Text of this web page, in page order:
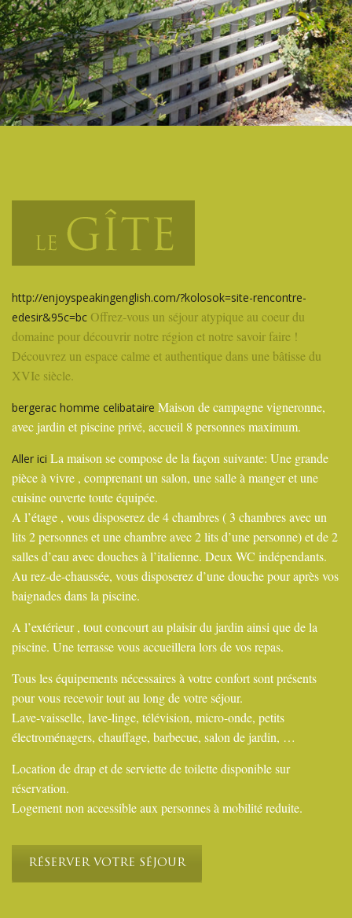
http://enjoyspeakingenglish.com/?kolosok=site-rencontre-
edesir&95c=bc Offrez-vous un séjour atypique au coeur du
domaine pour découvrir notre région et notre savoir faire !
Découvrez un espace calme et authentique dans une bâtisse du
XVIe siècle.
bergerac homme celibataire Maison de campagne vigneronne,
avec jardin et piscine privé, accueil 8 personnes maximum.
Aller ici La maison se compose de la façon suivante: Une grande
pièce à vivre , comprenant un salon, une salle à manger et une
cuisine ouverte toute équipée.
A l’étage , vous disposerez de 4 chambres ( 3 chambres avec un
lits 2 personnes et une chambre avec 2 lits d’une personne) et de 2
salles d’eau avec douches à l’italienne. Deux WC indépendants.
Au rez-de-chaussée, vous disposerez d’une douche pour après vos
baignades dans la piscine.
A l’extérieur , tout concourt au plaisir du jardin ainsi que de la
piscine. Une terrasse vous accueillera lors de vos repas.
Tous les équipements nécessaires à votre confort sont présents
pour vous recevoir tout au long de votre séjour.
Lave-vaisselle, lave-linge, télévision, micro-onde, petits
électroménagers, chauffage, barbecue, salon de jardin, …
Location de drap et de serviette de toilette disponible sur
réservation.
Logement non accessible aux personnes à mobilité reduite.
RÉSERVER VOTRE SÉJOUR